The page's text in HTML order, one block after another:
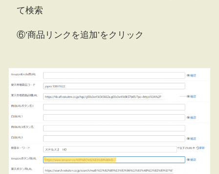
て検索
⑥’商品リンクを追加’をクリック